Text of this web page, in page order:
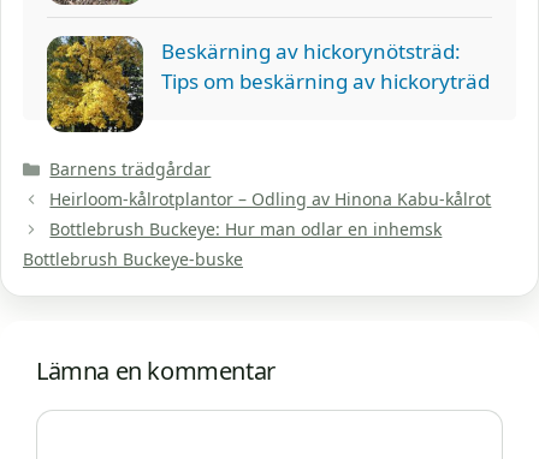
Beskärning av hickorynötsträd:
Tips om beskärning av hickoryträd
Kategorier
Barnens trädgårdar
Heirloom-kålrotplantor – Odling av Hinona Kabu-kålrot
Bottlebrush Buckeye: Hur man odlar en inhemsk
Bottlebrush Buckeye-buske
Lämna en kommentar
Kommentar